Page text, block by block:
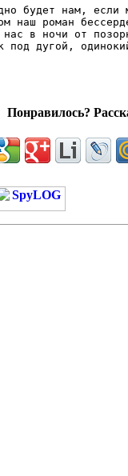
будет нам, если
наш роман
нас в ночи от
под дугой,
Понравилось?